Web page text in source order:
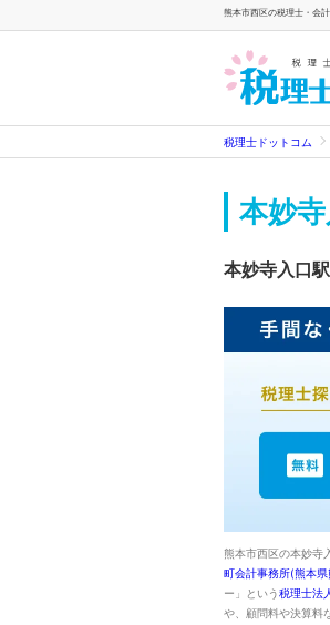
熊本市西区の税理士・会
税理士ドットコム
本妙
本妙寺入口駅
熊本市西区の本妙寺
町会計事務所(熊本県
ー」という税理士法
や、顧問料や決算料